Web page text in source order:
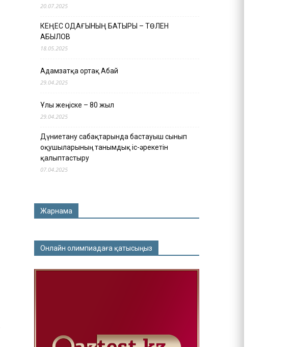
20.07.2025
КЕҢЕС ОДАҒЫНЫҢ БАТЫРЫ – ТӨЛЕН
ҚАБЫЛОВ
18.05.2025
Адамзатқа ортақ Абай
29.04.2025
Ұлы жеңіске – 80 жыл
29.04.2025
Дүниетану сабақтарында бастауыш сынып
оқушыларының танымдық іс-әрекетін
қалыптастыру
07.04.2025
Жарнама
Онлайн олимпиадаға қатысыңыз